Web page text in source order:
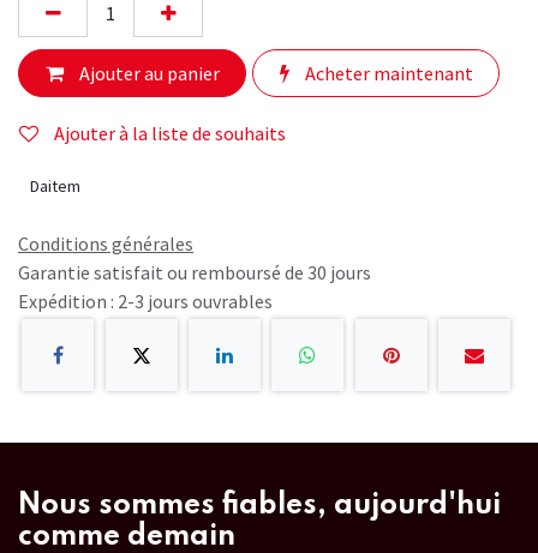
Ajouter au panier Acheter maintenant
Ajouter à la liste de souhaits
Daitem
Conditions générales
Garantie satisfait ou remboursé de 30 jours
Expédition : 2-3 jours ouvrables
Nous sommes fiables, aujourd'hui
comme demain